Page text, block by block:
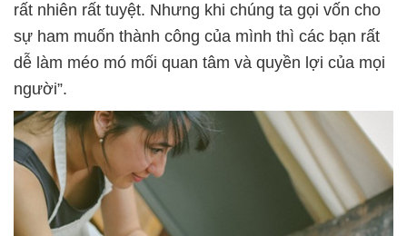
rất nhiên rất tuyệt. Nhưng khi chúng ta gọi vốn cho
sự ham muốn thành công của mình thì các bạn rất
dễ làm méo mó mối quan tâm và quyền lợi của mọi
người”.